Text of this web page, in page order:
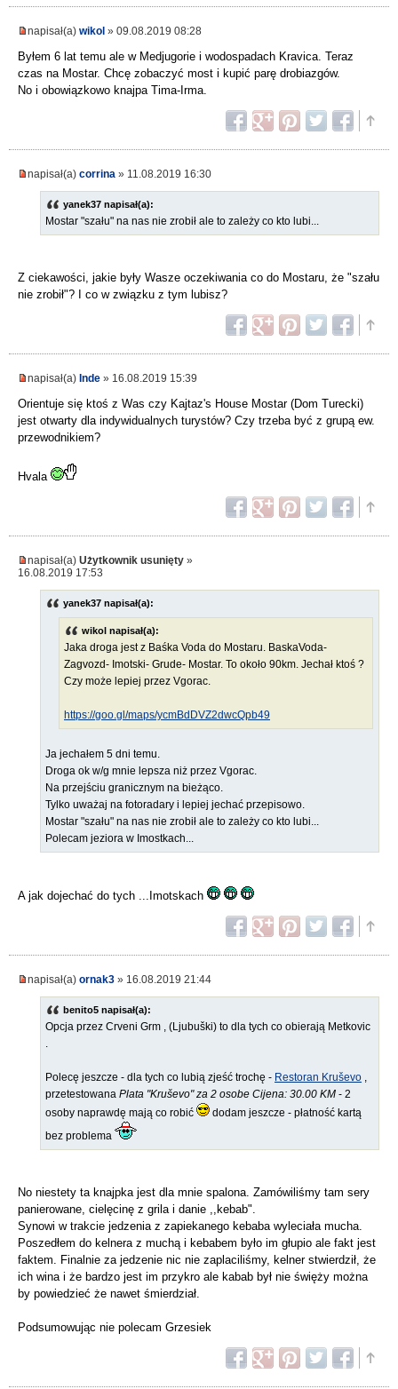
napisał(a) wikol » 09.08.2019 08:28
Byłem 6 lat temu ale w Medjugorie i wodospadach Kravica. Teraz
czas na Mostar. Chcę zobaczyć most i kupić parę drobiazgów.
No i obowiązkowo knajpa Tima-Irma.
napisał(a) corrina » 11.08.2019 16:30
yanek37 napisał(a):
Mostar "szału" na nas nie zrobił ale to zależy co kto lubi...
Z ciekawości, jakie były Wasze oczekiwania co do Mostaru, że "szału
nie zrobił"? I co w związku z tym lubisz?
napisał(a) Inde » 16.08.2019 15:39
Orientuje się ktoś z Was czy Kajtaz's House Mostar (Dom Turecki)
jest otwarty dla indywidualnych turystów? Czy trzeba być z grupą ew.
przewodnikiem?
Hvala
napisał(a) Użytkownik usunięty »
16.08.2019 17:53
yanek37 napisał(a):
wikol napisał(a):
Jaka droga jest z Baśka Voda do Mostaru. BaskaVoda-
Zagvozd- Imotski- Grude- Mostar. To około 90km. Jechał ktoś ?
Czy może lepiej przez Vgorac.
https://goo.gl/maps/ycmBdDVZ2dwcQpb49
Ja jechałem 5 dni temu.
Droga ok w/g mnie lepsza niż przez Vgorac.
Na przejściu granicznym na bieżąco.
Tylko uważaj na fotoradary i lepiej jechać przepisowo.
Mostar "szału" na nas nie zrobił ale to zależy co kto lubi...
Polecam jeziora w Imostkach...
A jak dojechać do tych ...Imotskach
napisał(a) ornak3 » 16.08.2019 21:44
benito5 napisał(a):
Opcja przez Crveni Grm , (Ljubuški) to dla tych co obierają Metkovic
.
Polecę jeszcze - dla tych co lubią zjeść trochę - Restoran Kruševo ,
przetestowana Plata "Kruševo" za 2 osobe Cijena: 30.00 KM - 2
osoby naprawdę mają co robić
dodam jeszcze - płatność kartą
bez problema
No niestety ta knajpka jest dla mnie spalona. Zamówiliśmy tam sery
panierowane, cielęcinę z grila i danie ,,kebab".
Synowi w trakcie jedzenia z zapiekanego kebaba wyleciała mucha.
Poszedłem do kelnera z muchą i kebabem było im głupio ale fakt jest
faktem. Finalnie za jedzenie nic nie zaplaciliśmy, kelner stwierdził, że
ich wina i że bardzo jest im przykro ale kabab był nie święży można
by powiedzieć że nawet śmierdział.
Podsumowując nie polecam Grzesiek